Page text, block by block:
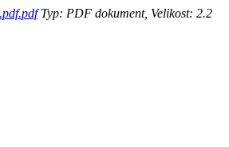
Typ: PDF dokument, Velikost: 2.2